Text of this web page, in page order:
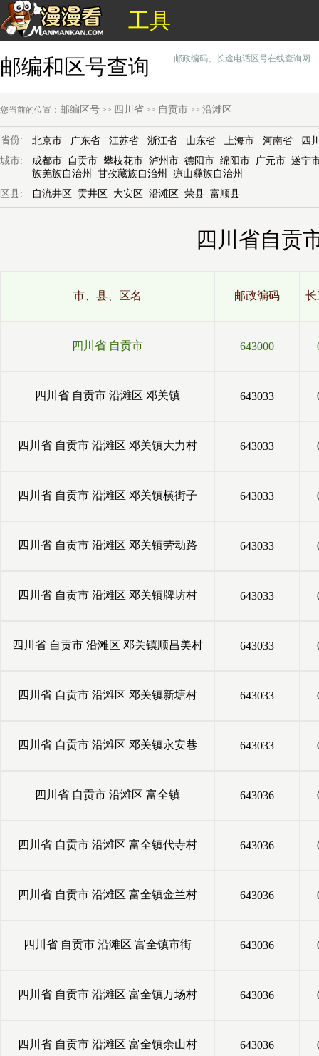
工具
邮编和区号查询
邮政编码、长途电话区号在线查询网
您当前的位置： 邮编区号 >> 四川省 >> 自贡市 >> 沿滩区
省份: 北京市 广东省 江苏省 浙江省 山东省 上海市 河南省
四
城市:
成都市 自贡市 攀枝花市 泸州市 德阳市 绵阳市 广元市 遂宁
族羌族自治州
甘孜藏族自治州
凉山彝族自治州
区县:
自流井区 贡井区 大安区 沿滩区 荣县 富顺县
四川省自贡
市、县、区名 邮政编码 长
四川省 自贡市 643000
四川省 自贡市 沿滩区 邓关镇 643033
四川省 自贡市 沿滩区 邓关镇大力村 643033
四川省 自贡市 沿滩区 邓关镇横街子 643033
四川省 自贡市 沿滩区 邓关镇劳动路 643033
四川省 自贡市 沿滩区 邓关镇牌坊村 643033
四川省 自贡市 沿滩区 邓关镇顺昌美村 643033
四川省 自贡市 沿滩区 邓关镇新塘村 643033
四川省 自贡市 沿滩区 邓关镇永安巷 643033
四川省 自贡市 沿滩区 富全镇 643036
四川省 自贡市 沿滩区 富全镇代寺村 643036
四川省 自贡市 沿滩区 富全镇金兰村 643036
四川省 自贡市 沿滩区 富全镇市街 643036
四川省 自贡市 沿滩区 富全镇万场村 643036
四川省 自贡市 沿滩区 富全镇余山村 643036